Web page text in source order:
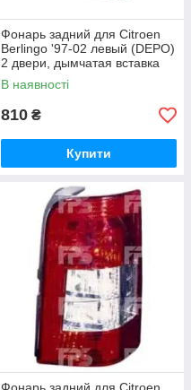
Фонарь задний для Citroen
Berlingo '97-02 левый (DEPO)
2 двери, дымчатая вставка
В наявності
810 ₴
Купити